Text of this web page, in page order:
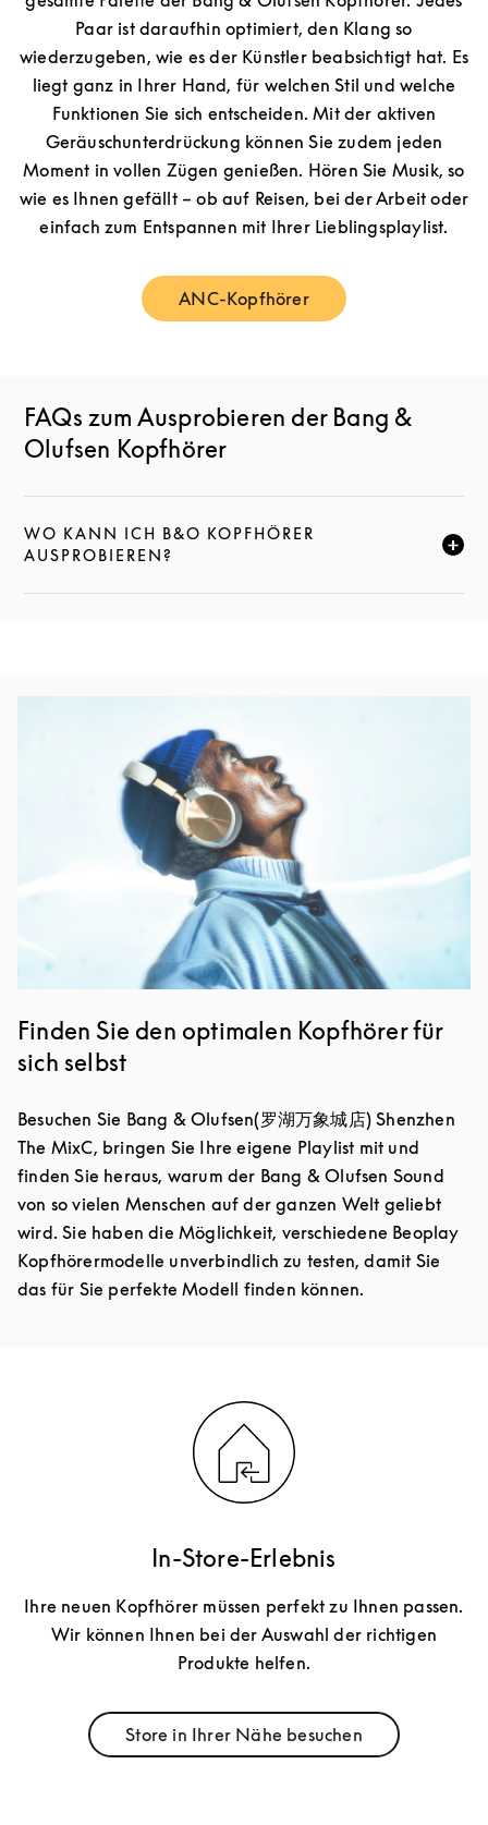
Paar ist daraufhin optimiert, den Klang so
wiederzugeben, wie es der Künstler beabsichtigt hat. Es
liegt ganz in Ihrer Hand, für welchen Stil und welche
Funktionen Sie sich entscheiden. Mit der aktiven
Geräuschunterdrückung können Sie zudem jeden
Moment in vollen Zügen genießen. Hören Sie Musik, so
wie es Ihnen gefällt – ob auf Reisen, bei der Arbeit oder
einfach zum Entspannen mit Ihrer Lieblingsplaylist.
ANC-KopfhörerLink Opens in New Tab
FAQs zum Ausprobieren der Bang &
Olufsen Kopfhörer
WO KANN ICH B&O KOPFHÖRER
AUSPROBIEREN?
KLICKE HIER, UM DIESE BESCHREIBUNG ZU
Finden Sie den optimalen Kopfhörer für
sich selbst
Besuchen Sie Bang & Olufsen(罗湖万象城店) Shenzhen
The MixC, bringen Sie Ihre eigene Playlist mit und
finden Sie heraus, warum der Bang & Olufsen Sound
von so vielen Menschen auf der ganzen Welt geliebt
wird. Sie haben die Möglichkeit, verschiedene Beoplay
Kopfhörermodelle unverbindlich zu testen, damit Sie
das für Sie perfekte Modell finden können.
In-Store-Erlebnis
Ihre neuen Kopfhörer müssen perfekt zu Ihnen passen.
Wir können Ihnen bei der Auswahl der richtigen
Produkte helfen.
Store in Ihrer Nähe besuchen
Link Opens in New Tab